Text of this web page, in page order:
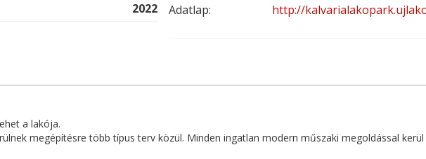
2022
Adatlap:
http://
a lakója.
megépítésre több típus terv közül. Minden ingatlan modern műszaki megoldással kerül